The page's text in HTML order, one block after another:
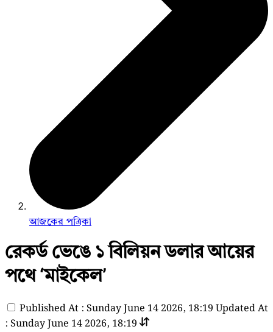
আজকের পত্রিকা
রেকর্ড ভেঙে ১ বিলিয়ন ডলার আয়ের
পথে ‘মাইকেল’
Published At : Sunday June 14 2026, 18:19 Updated At
: Sunday June 14 2026, 18:19